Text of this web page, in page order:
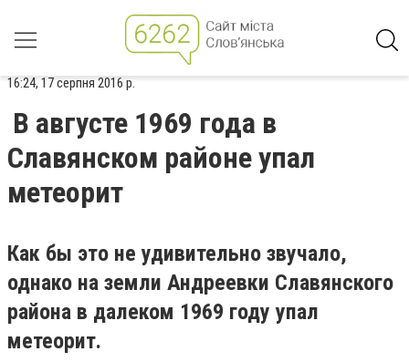
16:24, 17 серпня 2016 р.
В августе 1969 года в
Славянском районе упал
метеорит
Как бы это не удивительно звучало,
однако на земли Андреевки Славянского
района в далеком 1969 году упал
метеорит.